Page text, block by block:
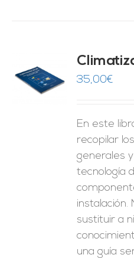
35,00€
En este
recopilar
generales
tecnología
instalación.
sustituir a
una guía